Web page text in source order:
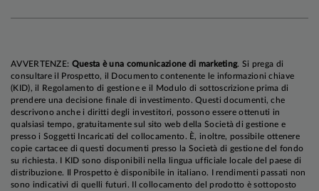
AVVERTENZE: Questa è una comunicazione di marketing. Si prega di
consultare il Prospetto, il Documento contenente le informazioni chiave
(KID), il Regolamento di gestione e il Modulo di sottoscrizione prima di
prendere una decisione finale di investimento. Questi documenti, che
descrivono anche i diritti degli investitori, possono essere ottenuti in
qualsiasi tempo, gratuitamente sul sito web della Società di gestione e
presso i Soggetti Incaricati del collocamento. È, inoltre, possibile ottenere
copie cartacee di questi documenti presso la Società di gestione del fondo
su richiesta. I KID sono disponibili nella lingua ufficiale locale del paese di
distribuzione. Il Prospetto è disponibile in italiano. I rendimenti passati non
sono indicativi di quelli futuri. Il collocamento del prodotto è sottoposto